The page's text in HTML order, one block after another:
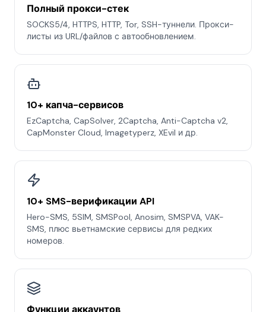
Полный прокси-стек
SOCKS5/4, HTTPS, HTTP, Tor, SSH-туннели. Прокси-
листы из URL/файлов с автообновлением.
10+ капча-сервисов
EzCaptcha, CapSolver, 2Captcha, Anti-Captcha v2,
CapMonster Cloud, Imagetyperz, XEvil и др.
10+ SMS-верификации API
Hero-SMS, 5SIM, SMSPool, Anosim, SMSPVA, VAK-
SMS, плюс вьетнамские сервисы для редких
номеров.
Функции аккаунтов